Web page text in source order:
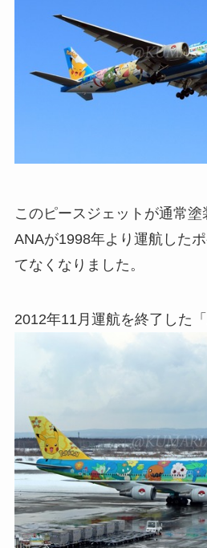
このピースジェットが通常塗
ANAが1998年より運航した
てなくなりました。
2012年11月運航を終了した「